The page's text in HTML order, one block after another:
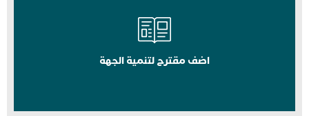
اضف مقترح لتنمية الجهة